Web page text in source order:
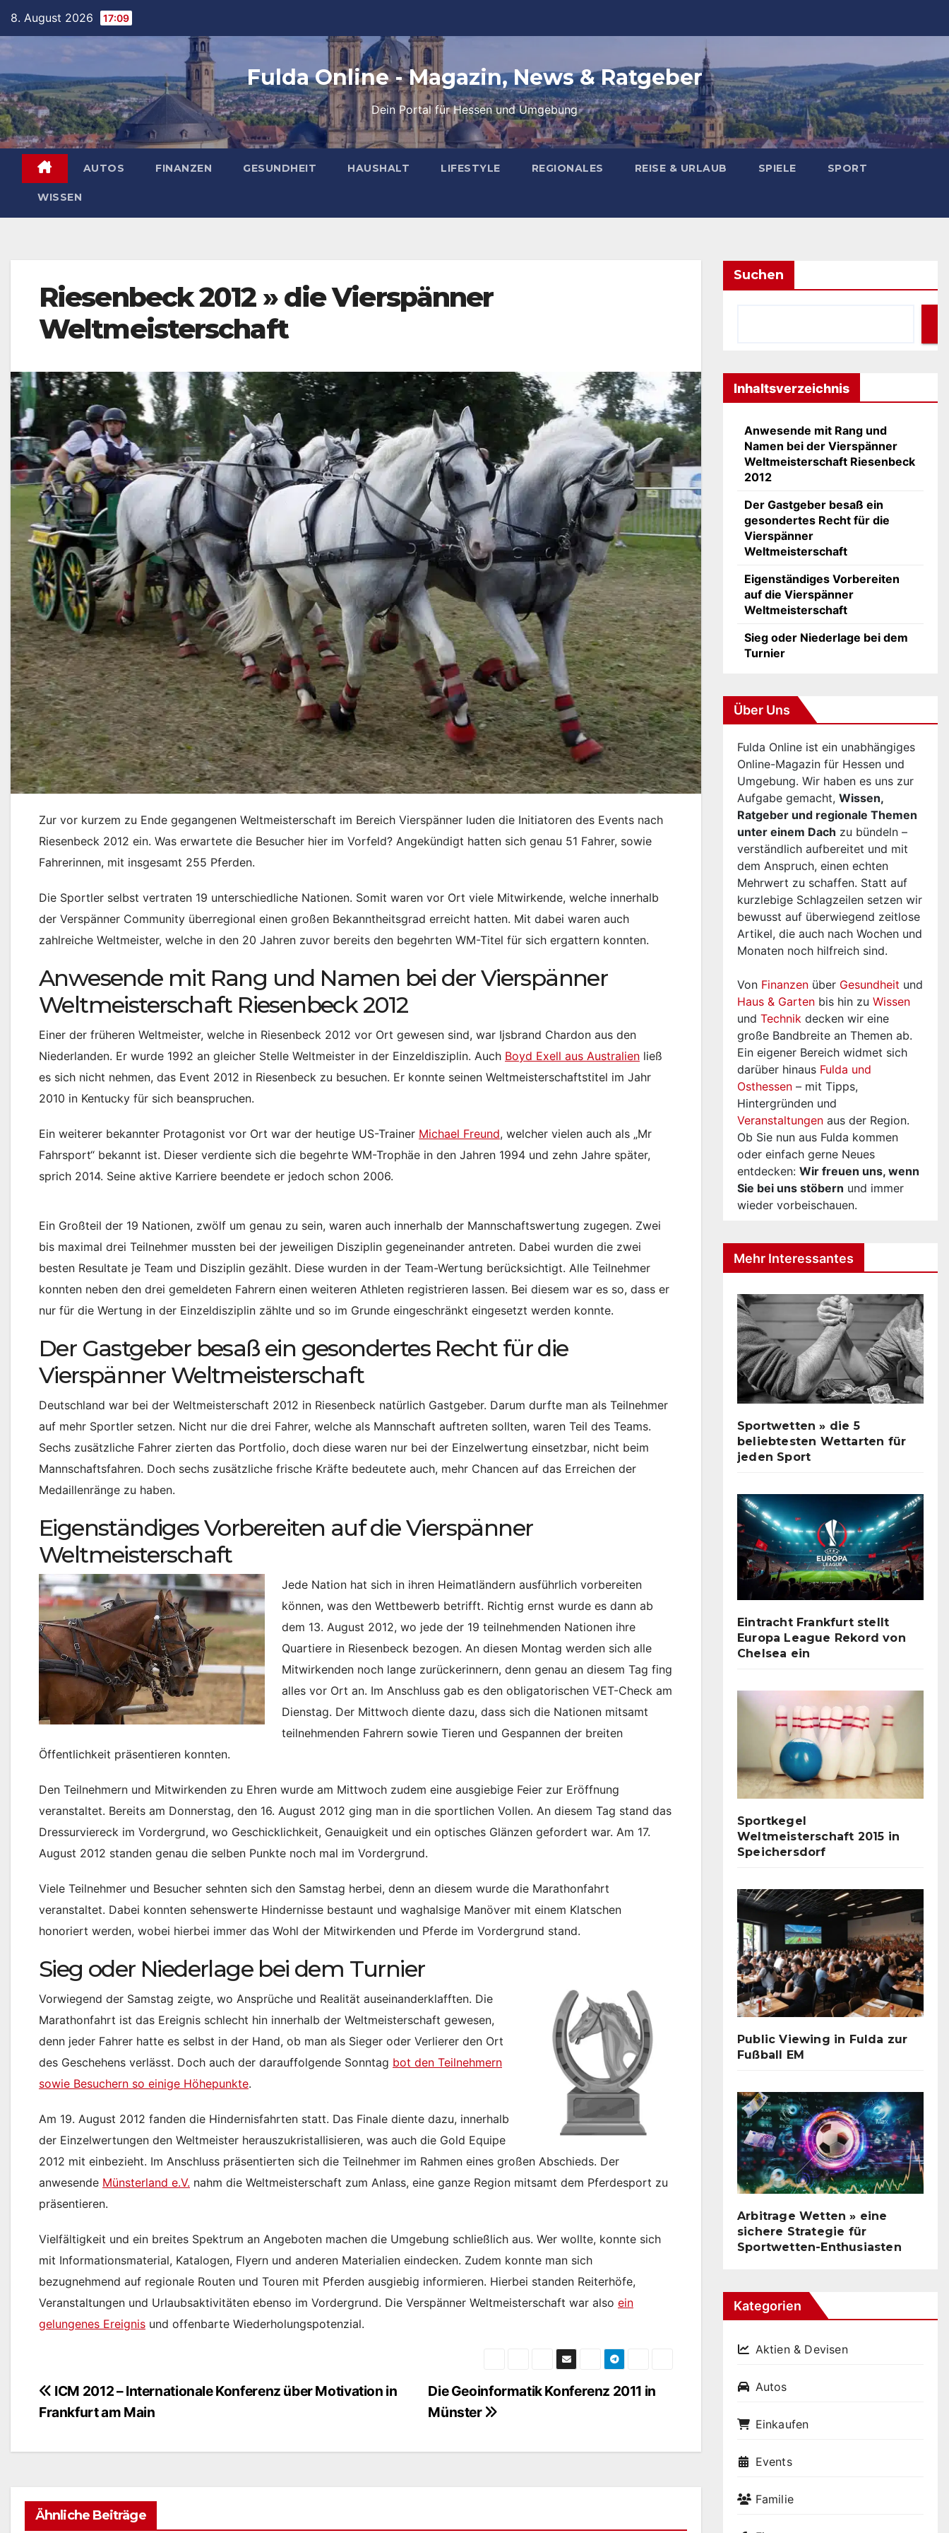
content
8. August 2026 17:09
Fulda Online - Magazin, News & Ratgeber
Dein Portal für Hessen und Umgebung
AUTOS FINANZEN GESUNDHEIT HAUSHALT LIFESTYLE REGIONALES REISE & URLAUB SPIELE SPORT
WISSEN
Riesenbeck 2012 » die Vierspänner
Weltmeisterschaft
Zur vor kurzem zu Ende gegangenen Weltmeisterschaft im Bereich Vierspänner luden die Initiatoren des Events nach
Riesenbeck 2012 ein. Was erwartete die Besucher hier im Vorfeld? Angekündigt hatten sich genau 51 Fahrer, sowie
Fahrerinnen, mit insgesamt 255 Pferden.
Die Sportler selbst vertraten 19 unterschiedliche Nationen. Somit waren vor Ort viele Mitwirkende, welche innerhalb
der Verspänner Community überregional einen großen Bekanntheitsgrad erreicht hatten. Mit dabei waren auch
zahlreiche Weltmeister, welche in den 20 Jahren zuvor bereits den begehrten WM-Titel für sich ergattern konnten.
Anwesende mit Rang und Namen bei der Vierspänner
Weltmeisterschaft Riesenbeck 2012
Einer der früheren Weltmeister, welche in Riesenbeck 2012 vor Ort gewesen sind, war Ijsbrand Chardon aus den
Niederlanden. Er wurde 1992 an gleicher Stelle Weltmeister in der Einzeldisziplin. Auch Boyd Exell aus Australien ließ
es sich nicht nehmen, das Event 2012 in Riesenbeck zu besuchen. Er konnte seinen Weltmeisterschaftstitel im Jahr
2010 in Kentucky für sich beanspruchen.
Ein weiterer bekannter Protagonist vor Ort war der heutige US-Trainer Michael Freund, welcher vielen auch als „Mr
Fahrsport“ bekannt ist. Dieser verdiente sich die begehrte WM-Trophäe in den Jahren 1994 und zehn Jahre später,
sprich 2014. Seine aktive Karriere beendete er jedoch schon 2006.
Ein Großteil der 19 Nationen, zwölf um genau zu sein, waren auch innerhalb der Mannschaftswertung zugegen. Zwei
bis maximal drei Teilnehmer mussten bei der jeweiligen Disziplin gegeneinander antreten. Dabei wurden die zwei
besten Resultate je Team und Disziplin gezählt. Diese wurden in der Team-Wertung berücksichtigt. Alle Teilnehmer
konnten neben den drei gemeldeten Fahrern einen weiteren Athleten registrieren lassen. Bei diesem war es so, dass er
nur für die Wertung in der Einzeldisziplin zählte und so im Grunde eingeschränkt eingesetzt werden konnte.
Der Gastgeber besaß ein gesondertes Recht für die
Vierspänner Weltmeisterschaft
Deutschland war bei der Weltmeisterschaft 2012 in Riesenbeck natürlich Gastgeber. Darum durfte man als Teilnehmer
auf mehr Sportler setzen. Nicht nur die drei Fahrer, welche als Mannschaft auftreten sollten, waren Teil des Teams.
Sechs zusätzliche Fahrer zierten das Portfolio, doch diese waren nur bei der Einzelwertung einsetzbar, nicht beim
Mannschaftsfahren. Doch sechs zusätzliche frische Kräfte bedeutete auch, mehr Chancen auf das Erreichen der
Medaillenränge zu haben.
Eigenständiges Vorbereiten auf die Vierspänner
Weltmeisterschaft
Jede Nation hat sich in ihren Heimatländern ausführlich vorbereiten
können, was den Wettbewerb betrifft. Richtig ernst wurde es dann ab
dem 13. August 2012, wo jede der 19 teilnehmenden Nationen ihre
Quartiere in Riesenbeck bezogen. An diesen Montag werden sich alle
Mitwirkenden noch lange zurückerinnern, denn genau an diesem Tag fing
alles vor Ort an. Im Anschluss gab es den obligatorischen VET-Check am
Dienstag. Der Mittwoch diente dazu, dass sich die Nationen mitsamt
teilnehmenden Fahrern sowie Tieren und Gespannen der breiten
Öffentlichkeit präsentieren konnten.
Den Teilnehmern und Mitwirkenden zu Ehren wurde am Mittwoch zudem eine ausgiebige Feier zur Eröffnung
veranstaltet. Bereits am Donnerstag, den 16. August 2012 ging man in die sportlichen Vollen. An diesem Tag stand das
Dressurviereck im Vordergrund, wo Geschicklichkeit, Genauigkeit und ein optisches Glänzen gefordert war. Am 17.
August 2012 standen genau die selben Punkte noch mal im Vordergrund.
Viele Teilnehmer und Besucher sehnten sich den Samstag herbei, denn an diesem wurde die Marathonfahrt
veranstaltet. Dabei konnten sehenswerte Hindernisse bestaunt und waghalsige Manöver mit einem Klatschen
honoriert werden, wobei hierbei immer das Wohl der Mitwirkenden und Pferde im Vordergrund stand.
Sieg oder Niederlage bei dem Turnier
Vorwiegend der Samstag zeigte, wo Ansprüche und Realität auseinanderklafften. Die
Marathonfahrt ist das Ereignis schlecht hin innerhalb der Weltmeisterschaft gewesen,
denn jeder Fahrer hatte es selbst in der Hand, ob man als Sieger oder Verlierer den Ort
des Geschehens verlässt. Doch auch der darauffolgende Sonntag bot den Teilnehmern
sowie Besuchern so einige Höhepunkte.
Am 19. August 2012 fanden die Hindernisfahrten statt. Das Finale diente dazu, innerhalb
der Einzelwertungen den Weltmeister herauszukristallisieren, was auch die Gold Equipe
2012 mit einbezieht. Im Anschluss präsentierten sich die Teilnehmer im Rahmen eines großen Abschieds. Der
anwesende Münsterland e.V. nahm die Weltmeisterschaft zum Anlass, eine ganze Region mitsamt dem Pferdesport zu
präsentieren.
Vielfältigkeit und ein breites Spektrum an Angeboten machen die Umgebung schließlich aus. Wer wollte, konnte sich
mit Informationsmaterial, Katalogen, Flyern und anderen Materialien eindecken. Zudem konnte man sich
bezugnehmend auf regionale Routen und Touren mit Pferden ausgiebig informieren. Hierbei standen Reiterhöfe,
Veranstaltungen und Urlaubsaktivitäten ebenso im Vordergrund. Die Verspänner Weltmeisterschaft war also ein
gelungenes Ereignis und offenbarte Wiederholungspotenzial.
Beitragsnavigation
Die Geoinformatik Konferenz 2011 in
Münster
ICM 2012 – Internationale Konferenz über Motivation in
Frankfurt am Main
Ähnliche Beiträge
Suchen
Inhaltsverzeichnis
Anwesende mit Rang und
Namen bei der Vierspänner
Weltmeisterschaft Riesenbeck
2012
Der Gastgeber besaß ein
gesondertes Recht für die
Vierspänner
Weltmeisterschaft
Eigenständiges Vorbereiten
auf die Vierspänner
Weltmeisterschaft
Sieg oder Niederlage bei dem
Turnier
Über Uns
Fulda Online ist ein unabhängiges
Online-Magazin für Hessen und
Umgebung. Wir haben es uns zur
Aufgabe gemacht, Wissen,
Ratgeber und regionale Themen
unter einem Dach zu bündeln –
verständlich aufbereitet und mit
dem Anspruch, einen echten
Mehrwert zu schaffen. Statt auf
kurzlebige Schlagzeilen setzen wir
bewusst auf überwiegend zeitlose
Artikel, die auch nach Wochen und
Monaten noch hilfreich sind.
Von Finanzen über Gesundheit und
Haus & Garten bis hin zu Wissen
und Technik decken wir eine
große Bandbreite an Themen ab.
Ein eigener Bereich widmet sich
darüber hinaus Fulda und
Osthessen – mit Tipps,
Hintergründen und
Veranstaltungen aus der Region.
Ob Sie nun aus Fulda kommen
oder einfach gerne Neues
entdecken: Wir freuen uns, wenn
Sie bei uns stöbern und immer
wieder vorbeischauen.
Mehr Interessantes
Sportwetten » die 5
beliebtesten Wettarten für
jeden Sport
Eintracht Frankfurt stellt
Europa League Rekord von
Chelsea ein
Sportkegel
Weltmeisterschaft 2015 in
Speichersdorf
Public Viewing in Fulda zur
Fußball EM
Arbitrage Wetten » eine
sichere Strategie für
Sportwetten-Enthusiasten
Kategorien
Aktien & Devisen
Autos
Einkaufen
Events
Familie